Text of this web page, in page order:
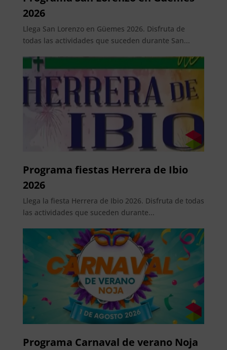
2026
Llega San Lorenzo en Güemes 2026. Disfruta de
todas las actividades que suceden durante San...
Programa fiestas Herrera de Ibio
2026
Llega la fiesta Herrera de Ibio 2026. Disfruta de todas
las actividades que suceden durante...
Programa Carnaval de verano Noja